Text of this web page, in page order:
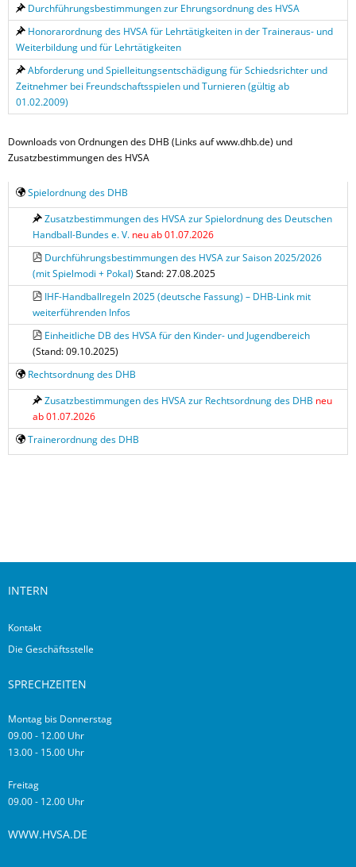
Durchführungsbestimmungen zur Ehrungsordnung des HVSA
Honorarordnung des HVSA für Lehrtätigkeiten in der Traineraus- und
Weiterbildung und für Lehrtätigkeiten
Abforderung und Spielleitungsentschädigung für Schiedsrichter und
Zeitnehmer bei Freundschaftsspielen und Turnieren (gültig ab
01.02.2009)
Downloads von Ordnungen des DHB (Links auf www.dhb.de) und
Zusatzbestimmungen des HVSA
Spielordnung des DHB
Zusatzbestimmungen des HVSA zur Spielordnung des Deutschen
Handball-Bundes e. V. neu ab 01.07.2026
Durchführungsbestimmungen des HVSA zur Saison 2025/2026
(mit Spielmodi + Pokal) Stand: 27.08.2025
IHF-Handballregeln 2025 (deutsche Fassung) – DHB-Link mit
weiterführenden Infos
Einheitliche DB des HVSA für den Kinder- und Jugendbereich
(Stand: 09.10.2025)
Rechtsordnung des DHB
Zusatzbestimmungen des HVSA zur Rechtsordnung des DHB neu
ab 01.07.2026
Trainerordnung des DHB
INTERN
Kontakt
Die Geschäftsstelle
SPRECHZEITEN
Montag bis Donnerstag
09.00 - 12.00 Uhr
13.00 - 15.00 Uhr
Freitag
09.00 - 12.00 Uhr
WWW.HVSA.DE